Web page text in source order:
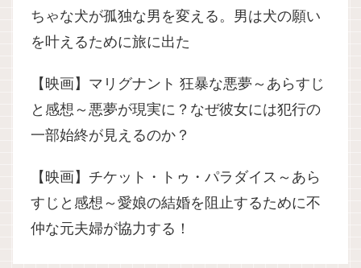
ちゃな犬が孤独な男を変える。男は犬の願い
を叶えるために旅に出た
【映画】マリグナント 狂暴な悪夢～あらすじ
と感想～悪夢が現実に？なぜ彼女には犯行の
一部始終が見えるのか？
【映画】チケット・トゥ・パラダイス～あら
すじと感想～愛娘の結婚を阻止するために不
仲な元夫婦が協力する！